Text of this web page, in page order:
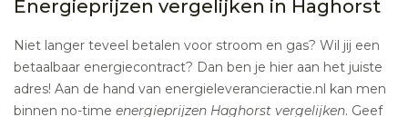
Energieprijzen vergelijken in Haghorst
Niet langer teveel betalen voor stroom en gas? Wil jij een
betaalbaar energiecontract? Dan ben je hier aan het juiste
adres! Aan de hand van energieleverancieractie.nl kan men
binnen no-time energieprijzen Haghorst vergelijken. Geef